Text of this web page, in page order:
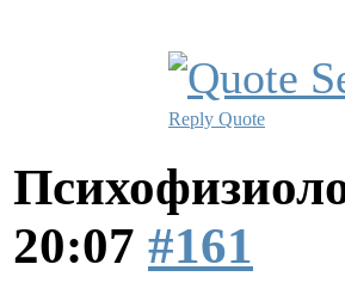
Reply Quote
20:07 #161